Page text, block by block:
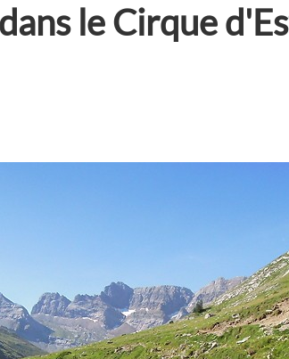
le Cirque